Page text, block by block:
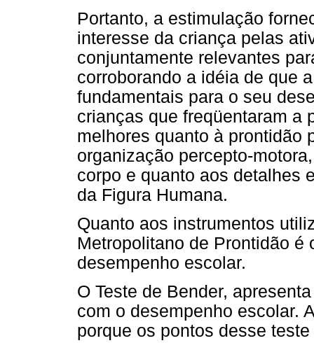
Portanto, a estimulação
interesse da criança pelas
conjuntamente relevantes
corroborando a idéia de que
fundamentais para o seu
crianças que freqüentaram a
melhores quanto à prontidão
organização percepto-
corpo e quanto aos detalhes
da Figura Humana.
Quanto aos instrumentos
Metropolitano de Prontidão é
desempenho escolar.
O Teste de Bender,
com o desempenho escolar.
porque os pontos desse